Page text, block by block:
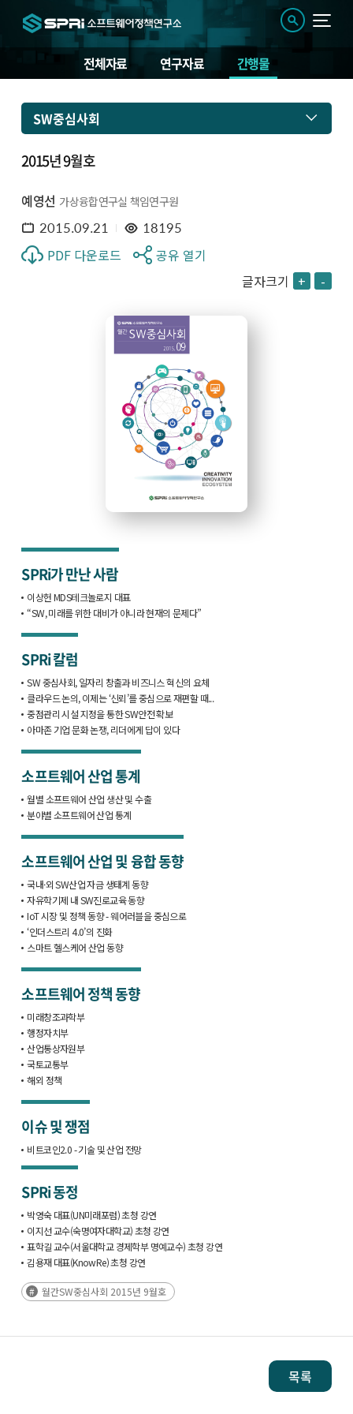
전체자료 연구자료 간행물
SW중심사회
2015년 9월호
예영선 가상융합연구실 책임연구원
2015.09.21 18195
PDF 다운로드
공유 열기
글자크기 + -
SPRi가 만난 사람
이상헌 MDS테크놀로지 대표
“SW, 미래를 위한 대비가 아니라 현재의 문제다”
SPRi 칼럼
SW 중심사회, 일자리 창출과 비즈니스 혁신의 요체
클라우드 논의, 이제는 ‘신뢰’를 중심으로 재편할 때...
중점관리 시설 지정을 통한 SW안전 확보
아마존 기업 문화 논쟁, 리더에게 답이 있다
소프트웨어 산업 통계
월별 소프트웨어 산업 생산 및 수출
분야별 소프트웨어 산업 통계
소프트웨어 산업 및 융합 동향
국내·외 SW산업 자금 생태계 동향
자유학기제 내 SW진로교육 동향
IoT 시장 및 정책 동향 - 웨어러블을 중심으로
‘인더스트리 4.0’의 진화
스마트 헬스케어 산업 동향
소프트웨어 정책 동향
미래창조과학부
행정자치부
산업통상자원부
국토교통부
해외 정책
이슈 및 쟁점
비트코인2.0 - 기술 및 산업 전망
SPRi 동정
박영숙 대표(UN미래포럼) 초청 강연
이지선 교수(숙명여자대학교) 초청 강연
표학길 교수(서울대학교 경제학부 명예교수) 초청 강연
김용재 대표(KnowRe) 초청 강연
월간SW중심사회 2015년 9월호
목록